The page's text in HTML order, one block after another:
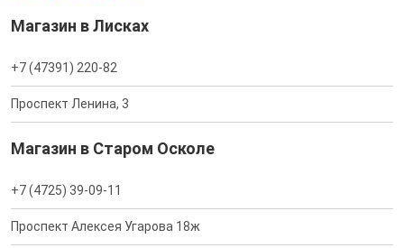
Магазин в Лисках
+7 (47391) 220-82
Проспект Ленина, 3
Магазин в Старом Осколе
+7 (4725) 39-09-11
Проспект Алексея Угарова 18ж